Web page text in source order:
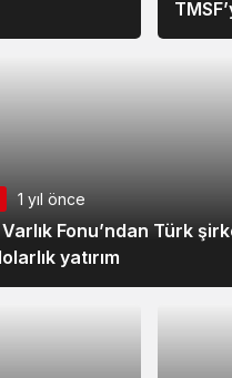
1 yıl önce
Fonu’ndan Türk
yatırım